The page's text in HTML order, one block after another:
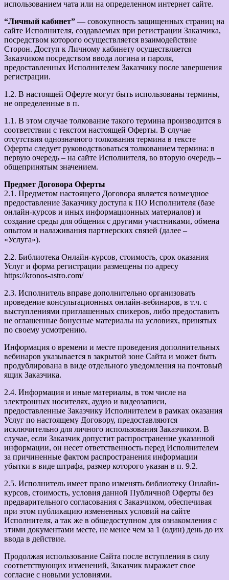
использованием чата или на определенном интернет сайте.
“Личный кабинет” — совокупность защищенных страниц на
сайте Исполнителя, создаваемых при регистрации Заказчика,
посредством которого осуществляется взаимодействие
Сторон. Доступ к Личному кабинету осуществляется
Заказчиком посредством ввода логина и пароля,
предоставленных Исполнителем Заказчику после завершения
регистрации.
1.2. В настоящей Оферте могут быть использованы термины,
не определенные в п.
1.1. В этом случае толкование такого термина производится в
соответствии с текстом настоящей Оферты. В случае
отсутствия однозначного толкования термина в тексте
Оферты следует руководствоваться толкованием термина: в
первую очередь – на сайте Исполнителя, во вторую очередь –
общепринятым значением.
Предмет Договора Оферты
2.1. Предметом настоящего Договора является возмездное
предоставление Заказчику доступа к ПО Исполнителя (базе
онлайн-курсов и иных информационных материалов) и
создание среды для общения с другими участниками, обмена
опытом и налаживания партнерских связей (далее –
«Услуга»).
2.2. Библиотека Онлайн-курсов, стоимость, срок оказания
Услуг и форма регистрации размещены по адресу
https://kronos-astro.com/
2.3. Исполнитель вправе дополнительно организовать
проведение консультационных онлайн-вебинаров, в т.ч. с
выступлениями приглашенных спикеров, либо предоставить
не оглашенные бонусные материалы на условиях, принятых
по своему усмотрению.
Информация о времени и месте проведения дополнительных
вебинаров указывается в закрытой зоне Сайта и может быть
продублирована в виде отдельного уведомления на почтовый
ящик Заказчика.
2.4. Информация и иные материалы, в том числе на
электронных носителях, аудио и видеозаписи,
предоставленные Заказчику Исполнителем в рамках оказания
Услуг по настоящему Договору, предоставляются
исключительно для личного использования Заказчиком. В
случае, если Заказчик допустит распространение указанной
информации, он несет ответственность перед Исполнителем
за причиненные фактом распространения информации
убытки в виде штрафа, размер которого указан в п. 9.2.
2.5. Исполнитель имеет право изменять библиотеку Онлайн-
курсов, стоимость, условия данной Публичной Оферты без
предварительного согласования с Заказчиком, обеспечивая
при этом публикацию измененных условий на сайте
Исполнителя, а так же в общедоступном для ознакомления с
этими документами месте, не менее чем за 1 (один) день до их
ввода в действие.
Продолжая использование Сайта после вступления в силу
соответствующих изменений, Заказчик выражает свое
согласие с новыми условиями.